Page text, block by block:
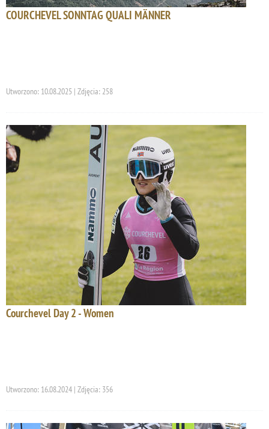
COURCHEVEL SONNTAG QUALI MÄNNER
Utworzono: 10.08.2025 | Zdjęcia: 258
Courchevel Day 2 - Women
Utworzono: 16.08.2024 | Zdjęcia: 356